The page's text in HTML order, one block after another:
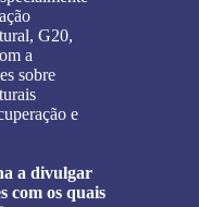
G20,
a
sobre
e
a divulgar
com os quais